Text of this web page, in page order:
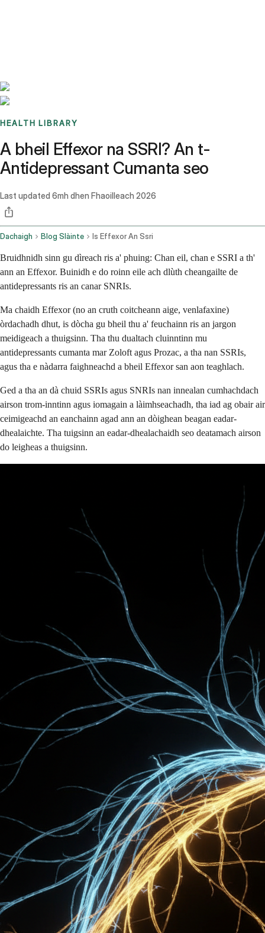
HEALTH LIBRARY
A bheil Effexor na SSRI? An t-
Antidepressant Cumanta seo
Last updated 6mh dhen Fhaoilleach 2026
Dachaigh Blog Slàinte Is Effexor An Ssri
Bruidhnidh sinn gu dìreach ris a' phuing: Chan eil, chan e SSRI a th'
ann an Effexor. Buinidh e do roinn eile ach dlùth cheangailte de
antidepressants ris an canar SNRIs.
Ma chaidh Effexor (no an cruth coitcheann aige, venlafaxine)
òrdachadh dhut, is dòcha gu bheil thu a' feuchainn ris an jargon
meidigeach a thuigsinn. Tha thu dualtach cluinntinn mu
antidepressants cumanta mar Zoloft agus Prozac, a tha nan SSRIs,
agus tha e nàdarra faighneachd a bheil Effexor san aon teaghlach.
Ged a tha an dà chuid SSRIs agus SNRIs nan innealan cumhachdach
airson trom-inntinn agus iomagain a làimhseachadh, tha iad ag obair air
ceimigeachd an eanchainn agad ann an dòighean beagan eadar-
dhealaichte. Tha tuigsinn an eadar-dhealachaidh seo deatamach airson
do leigheas a thuigsinn.